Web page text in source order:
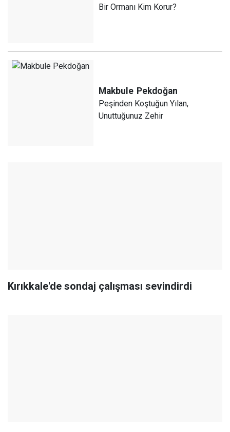
Bir Ormanı Kim Korur?
Makbule Pekdoğan
Peşinden Koştuğun Yılan,
Unuttuğunuz Zehir
Kırıkkale'de sondaj çalışması sevindirdi